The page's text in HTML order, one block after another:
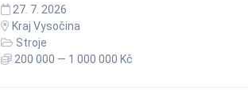
27. 7. 2026
Kraj Vysočina
Stroje
200 000 — 1 000 000 Kč